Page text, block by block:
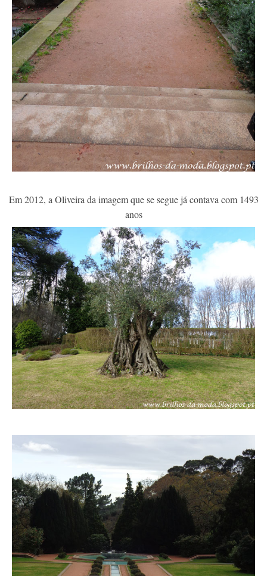
Em 2012, a Oliveira da imagem que se segue já contava com 1493
anos